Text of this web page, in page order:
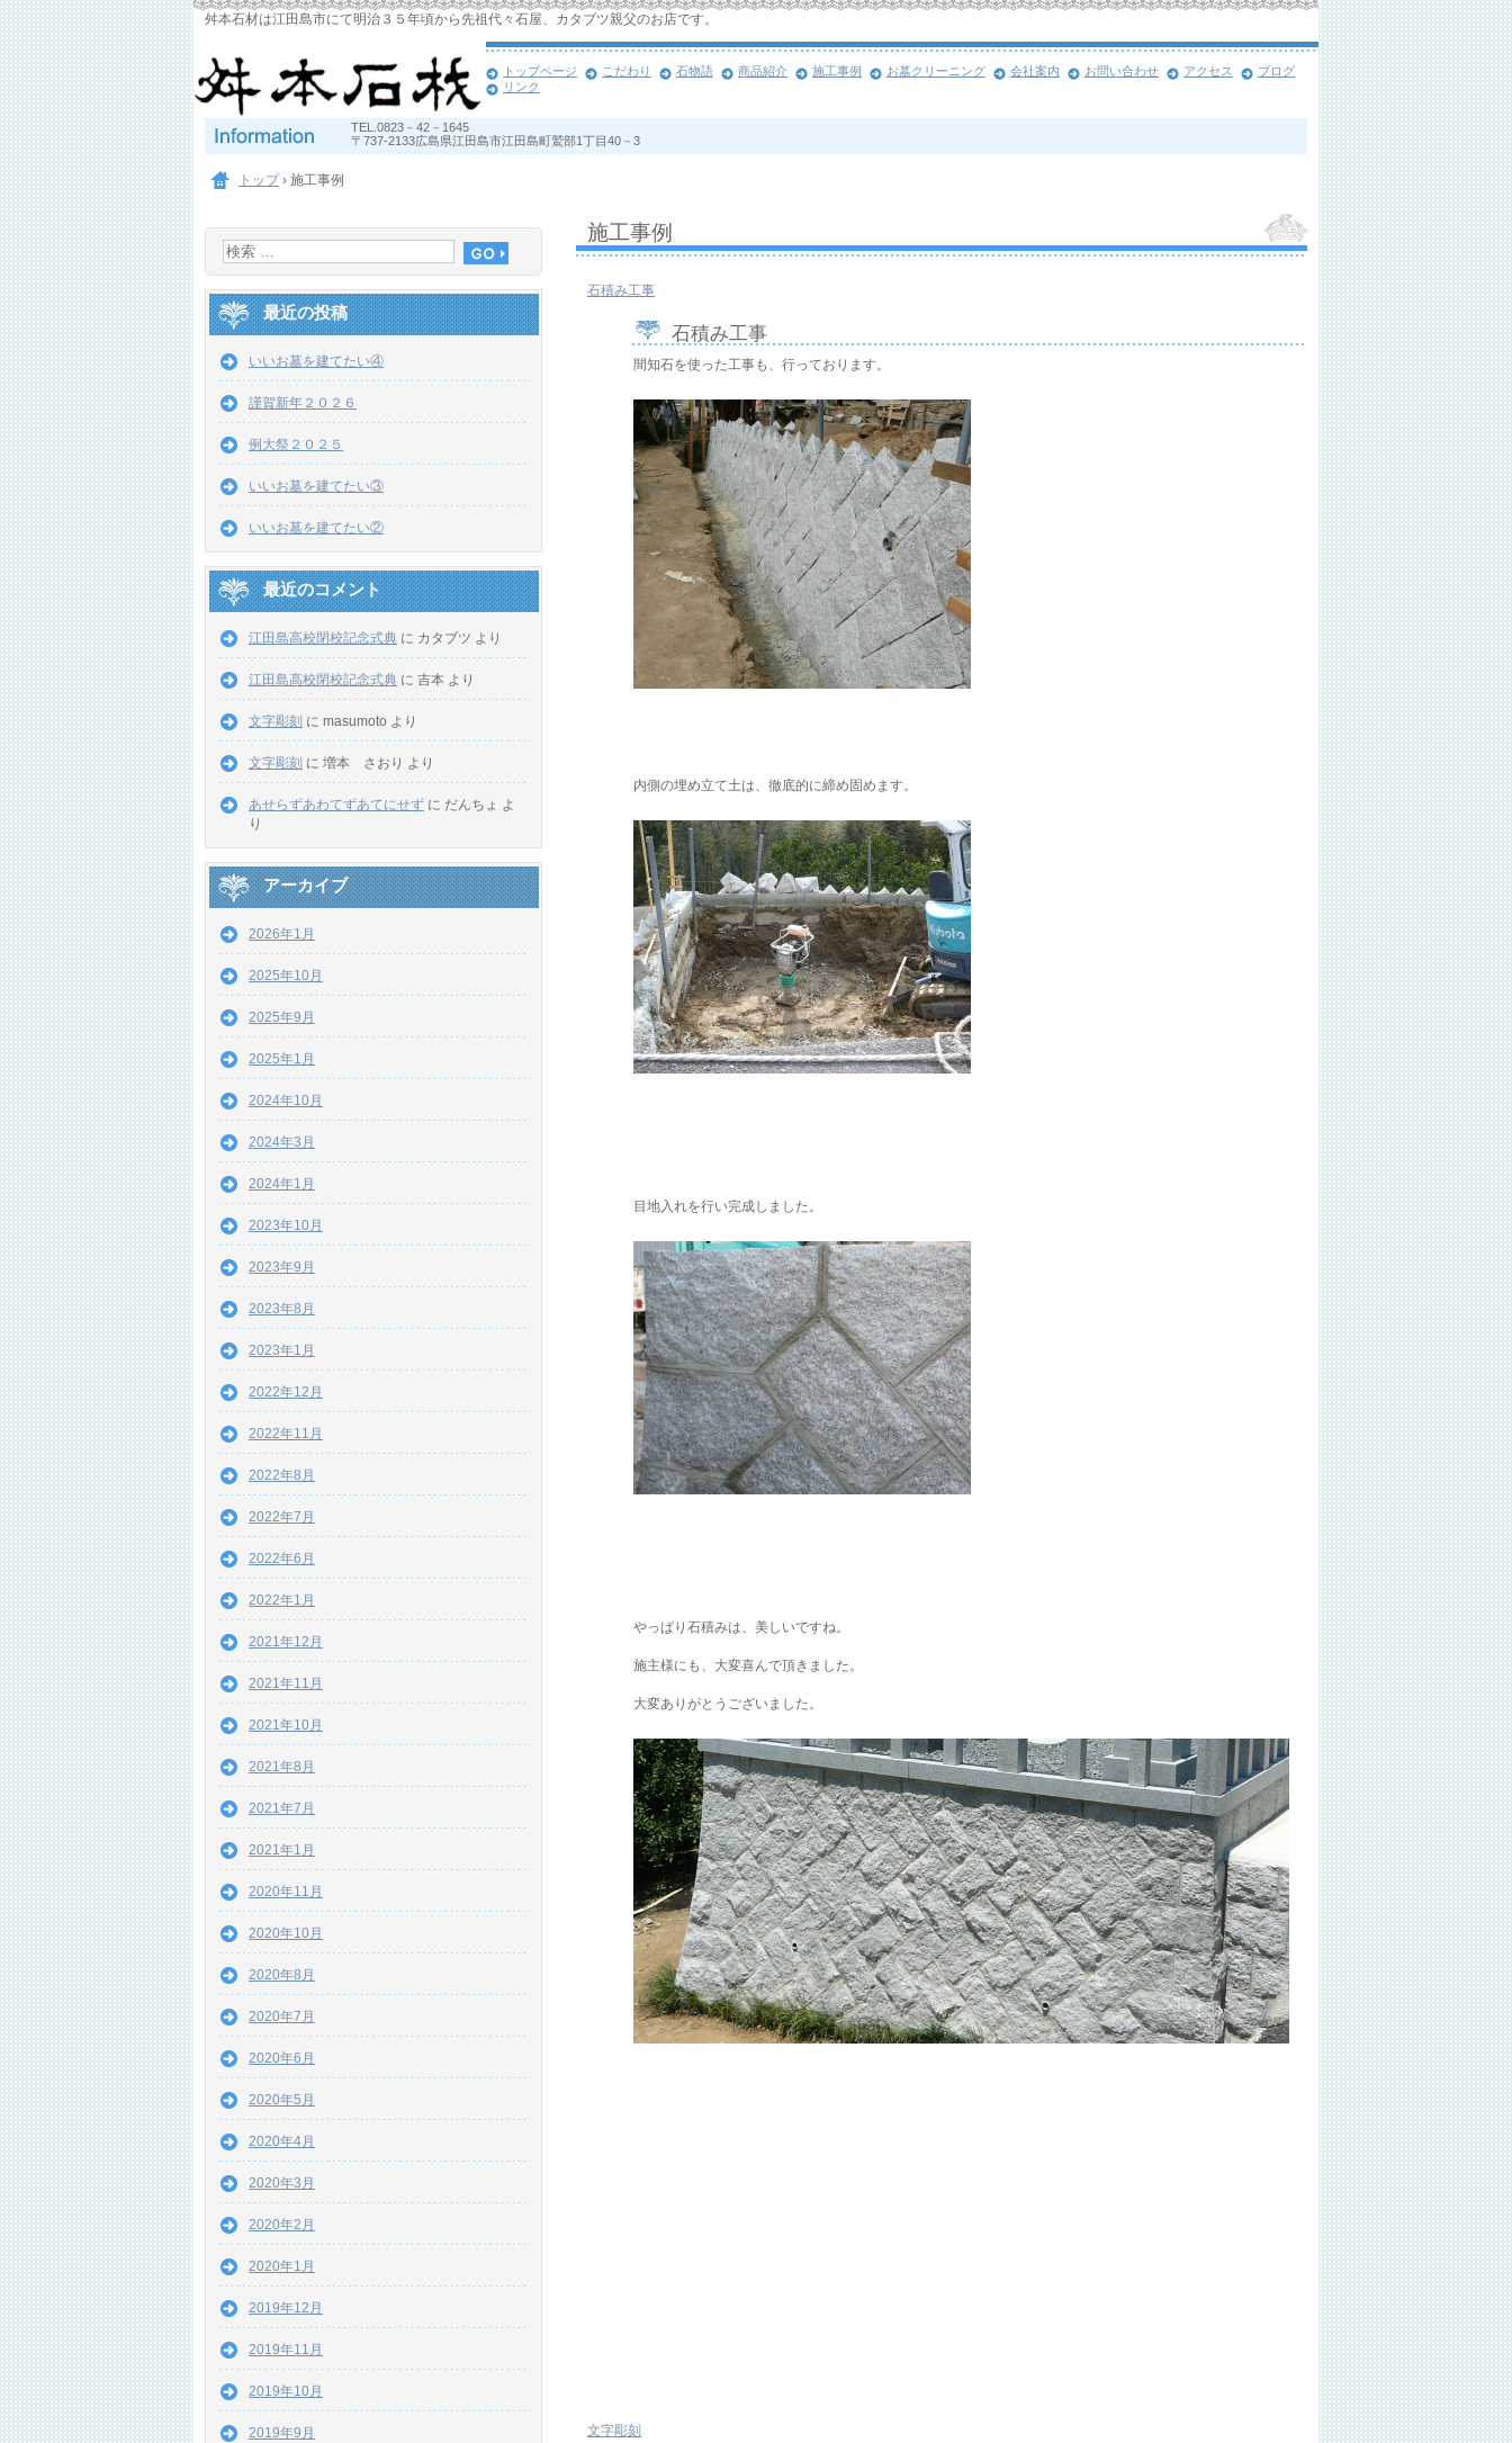
舛本石材は江田島市にて明治３５年頃から先祖代々石屋、カタブツ親父のお店です。
TEL. 0823－42－1645
〒737-2133広島県江田島市江田島町鷲部1丁目40－3
トップページ こだわり 石物語 商品紹介 施工事例 お墓クリーニング 会社案内 お問い合わせ アクセス
ブログ
リンク
トップ › 施工事例
施工事例
石積み工事
石積み工事
間知石を使った工事も、行っております。
内側の埋め立て土は、徹底的に締め固めます。
目地入れを行い完成しました。
やっぱり石積みは、美しいですね。
施主様にも、大変喜んで頂きました。
大変ありがとうございました。
文字彫刻
最近の投稿
いいお墓を建てたい④
謹賀新年２０２６
例大祭２０２５
いいお墓を建てたい③
いいお墓を建てたい②
最近のコメント
江田島高校閉校記念式典 に カタブツ より
江田島高校閉校記念式典 に 吉本 より
文字彫刻 に masumoto より
文字彫刻 に 増本 さおり より
あせらずあわてずあてにせず に だんちょ よ
り
アーカイブ
2026年1月
2025年10月
2025年9月
2025年1月
2024年10月
2024年3月
2024年1月
2023年10月
2023年9月
2023年8月
2023年1月
2022年12月
2022年11月
2022年8月
2022年7月
2022年6月
2022年1月
2021年12月
2021年11月
2021年10月
2021年8月
2021年7月
2021年1月
2020年11月
2020年10月
2020年8月
2020年7月
2020年6月
2020年5月
2020年4月
2020年3月
2020年2月
2020年1月
2019年12月
2019年11月
2019年10月
2019年9月